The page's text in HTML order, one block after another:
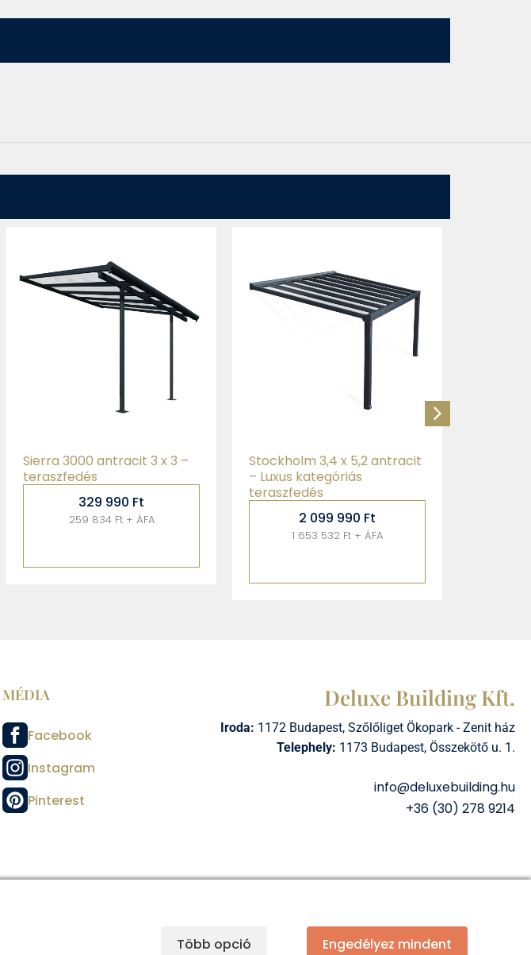
Stockholm 3,4 x 5,2 antracit
– Luxus kategóriás
teraszfedés
2 099 990Ft
Sierra 5400 fehér 3 x 5,46 –
teraszfedés
574 990Ft
452 747 Ft + ÁFA
MÉDIA
Facebook
Instagram
Pinterest
Deluxe Building Kft.
Iroda: 1172 Budapest, Szőlőliget Ökopark - Zenit ház
Telephely: 1173 Budapest, Összekötő u. 1.
info@deluxebuilding.hu
+36 (30) 278 9214
Több opció Engedélyez mindent